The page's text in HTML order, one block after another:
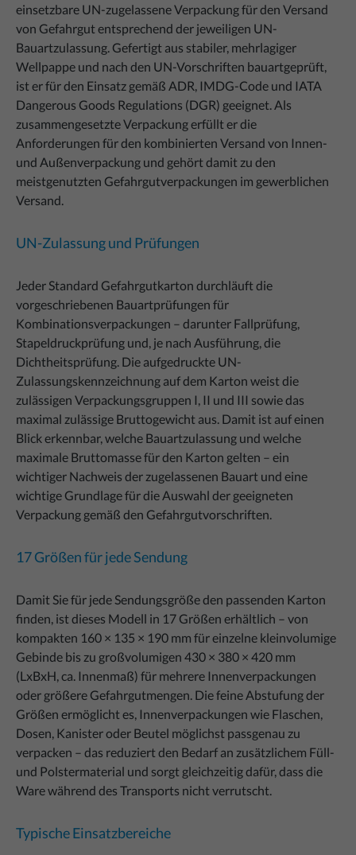
einsetzbare UN-zugelassene Verpackung für den Versand
von Gefahrgut entsprechend der jeweiligen UN-
Bauartzulassung. Gefertigt aus stabiler, mehrlagiger
Wellpappe und nach den UN-Vorschriften bauartgeprüft,
ist er für den Einsatz gemäß ADR, IMDG-Code und IATA
Dangerous Goods Regulations (DGR) geeignet. Als
zusammengesetzte Verpackung erfüllt er die
Anforderungen für den kombinierten Versand von Innen-
und Außenverpackung und gehört damit zu den
meistgenutzten Gefahrgutverpackungen im gewerblichen
Versand.
UN-Zulassung und Prüfungen
Jeder Standard Gefahrgutkarton durchläuft die
vorgeschriebenen Bauartprüfungen für
Kombinationsverpackungen – darunter Fallprüfung,
Stapeldruckprüfung und, je nach Ausführung, die
Dichtheitsprüfung. Die aufgedruckte UN-
Zulassungskennzeichnung auf dem Karton weist die
zulässigen Verpackungsgruppen I, II und III sowie das
maximal zulässige Bruttogewicht aus. Damit ist auf einen
Blick erkennbar, welche Bauartzulassung und welche
maximale Bruttomasse für den Karton gelten – ein
wichtiger Nachweis der zugelassenen Bauart und eine
wichtige Grundlage für die Auswahl der geeigneten
Verpackung gemäß den Gefahrgutvorschriften.
17 Größen für jede Sendung
Damit Sie für jede Sendungsgröße den passenden Karton
finden, ist dieses Modell in 17 Größen erhältlich – von
kompakten 160 × 135 × 190 mm für einzelne kleinvolumige
Gebinde bis zu großvolumigen 430 × 380 × 420 mm
(LxBxH, ca. Innenmaß) für mehrere Innenverpackungen
oder größere Gefahrgutmengen. Die feine Abstufung der
Größen ermöglicht es, Innenverpackungen wie Flaschen,
Dosen, Kanister oder Beutel möglichst passgenau zu
verpacken – das reduziert den Bedarf an zusätzlichem Füll-
und Polstermaterial und sorgt gleichzeitig dafür, dass die
Ware während des Transports nicht verrutscht.
Typische Einsatzbereiche